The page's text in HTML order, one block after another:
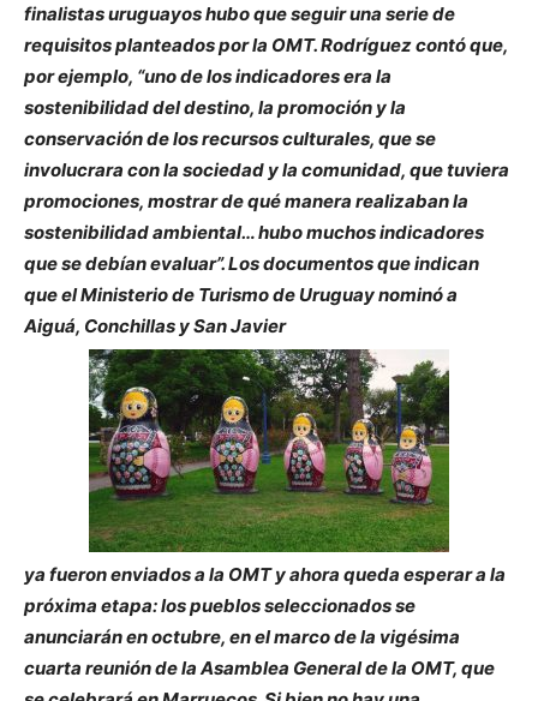
finalistas uruguayos hubo que seguir una serie de
requisitos planteados por la OMT. Rodríguez contó que,
por ejemplo, “uno de los indicadores era la
sostenibilidad del destino, la promoción y la
conservación de los recursos culturales, que se
involucrara con la sociedad y la comunidad, que tuviera
promociones, mostrar de qué manera realizaban la
sostenibilidad ambiental… hubo muchos indicadores
que se debían evaluar”. Los documentos que indican
que el Ministerio de Turismo de Uruguay nominó a
Aiguá, Conchillas y San Javier
ya fueron enviados a la OMT y ahora queda esperar a la
próxima etapa: los pueblos seleccionados se
anunciarán en octubre, en el marco de la vigésima
cuarta reunión de la Asamblea General de la OMT, que